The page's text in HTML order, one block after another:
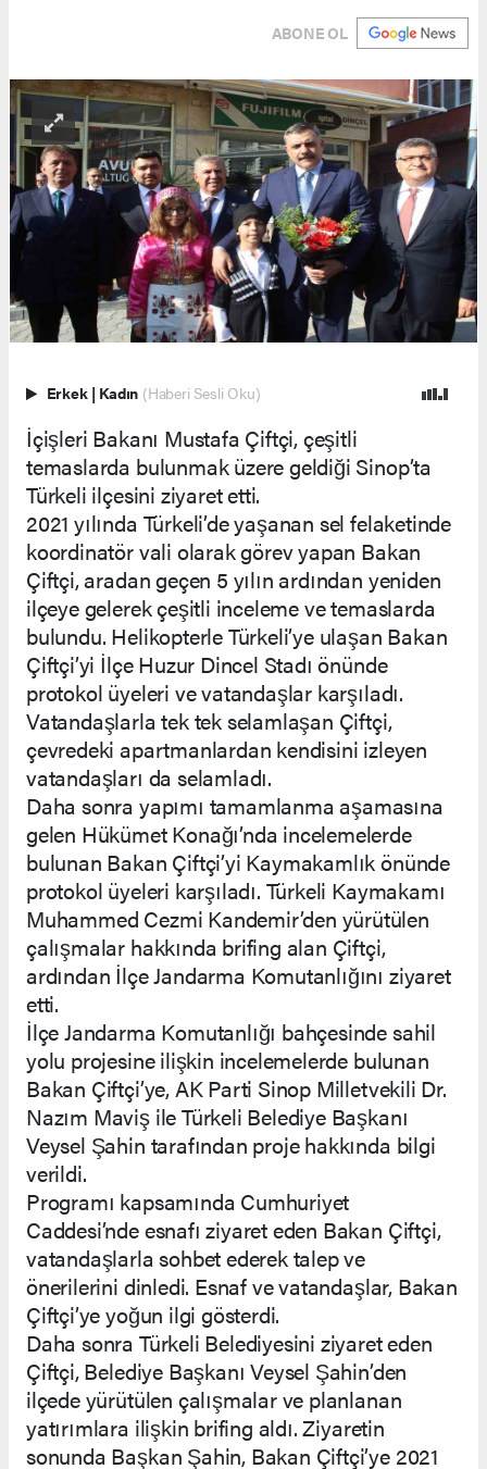
ABONE OL
Erkek | Kadın (Haberi Sesli Oku)
İçişleri Bakanı Mustafa Çiftçi, çeşitli
temaslarda bulunmak üzere geldiği Sinop’ta
Türkeli ilçesini ziyaret etti.
2021 yılında Türkeli’de yaşanan sel felaketinde
koordinatör vali olarak görev yapan Bakan
Çiftçi, aradan geçen 5 yılın ardından yeniden
ilçeye gelerek çeşitli inceleme ve temaslarda
bulundu. Helikopterle Türkeli’ye ulaşan Bakan
Çiftçi’yi İlçe Huzur Dincel Stadı önünde
protokol üyeleri ve vatandaşlar karşıladı.
Vatandaşlarla tek tek selamlaşan Çiftçi,
çevredeki apartmanlardan kendisini izleyen
vatandaşları da selamladı.
Daha sonra yapımı tamamlanma aşamasına
gelen Hükümet Konağı’nda incelemelerde
bulunan Bakan Çiftçi’yi Kaymakamlık önünde
protokol üyeleri karşıladı. Türkeli Kaymakamı
Muhammed Cezmi Kandemir’den yürütülen
çalışmalar hakkında brifing alan Çiftçi,
ardından İlçe Jandarma Komutanlığını ziyaret
etti.
İlçe Jandarma Komutanlığı bahçesinde sahil
yolu projesine ilişkin incelemelerde bulunan
Bakan Çiftçi’ye, AK Parti Sinop Milletvekili Dr.
Nazım Maviş ile Türkeli Belediye Başkanı
Veysel Şahin tarafından proje hakkında bilgi
verildi.
Programı kapsamında Cumhuriyet
Caddesi’nde esnafı ziyaret eden Bakan Çiftçi,
vatandaşlarla sohbet ederek talep ve
önerilerini dinledi. Esnaf ve vatandaşlar, Bakan
Çiftçi’ye yoğun ilgi gösterdi.
Daha sonra Türkeli Belediyesini ziyaret eden
Çiftçi, Belediye Başkanı Veysel Şahin’den
ilçede yürütülen çalışmalar ve planlanan
yatırımlara ilişkin brifing aldı. Ziyaretin
sonunda Başkan Şahin, Bakan Çiftçi’ye 2021